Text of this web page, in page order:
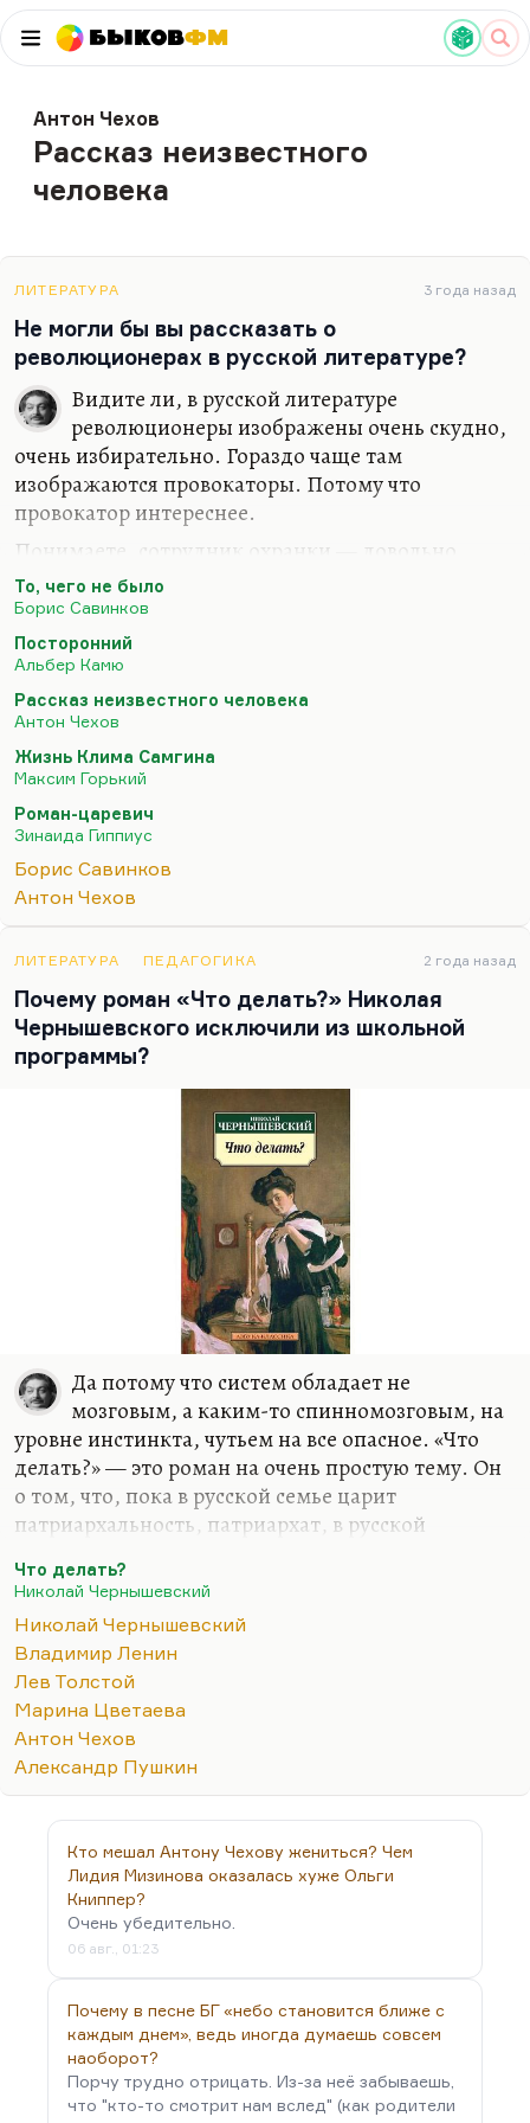
БыковФМ
Антон Чехов
Рассказ неизвестного
человека
ЛИТЕРАТУРА 3 года назад
Не могли бы вы рассказать о
революционерах в русской литературе?
Видите ли, в русской литературе
революционеры изображены очень скудно,
очень избирательно. Гораздо чаще там
изображаются провокаторы. Потому что
провокатор интереснее.
Понимаете, сотрудник охранки — довольно
плоское явление. Революционер — такой,
инсарского типа или эсеровского типа — при всей
своей святости производит впечатление
определенной мономании, определенной
зацикленности на своих идеях и тоже некоторые
плоскости.
Понимаете, я не помню ни одного сколько-
нибудь привлекательного революционера в
русской литературе, и реакционера тоже. Вот
провокаторы бывают интересные. Двойные
агенты бывают интересные. Тут неважно,
реально ли то существующая фигура,…
То, чего не было
Борис Савинков
Посторонний
Альбер Камю
Рассказ неизвестного человека
Антон Чехов
Жизнь Клима Самгина
Максим Горький
Роман-царевич
Зинаида Гиппиус
Борис Савинков
Антон Чехов
ЛИТЕРАТУРА ПЕДАГОГИКА 2 года назад
Почему роман «Что делать?» Николая
Чернышевского исключили из школьной
программы?
Да потому что систем обладает не
мозговым, а каким-то спинномозговым, на
уровне инстинкта, чутьем на все опасное. «Что
делать?» — это роман на очень простую тему. Он
о том, что, пока в русской семье царит
патриархальность, патриархат, в русской
об этом роман. И он поэтому Ленина «глубоко
перепахал».
Русская семья, где чувство собственника
преобладает над уважением к женщине, над
достоинствами ее,— да, наверное, это утопия —
избавиться от чувства ревности. Но тем не менее,
все семьи русских модернистов (Маяковского,
Ленина, Гиппиус-Мережковского-Философова) на
этом строились. Это была попытка разрушить
патриархальную семью и через это…
Что делать?
Николай Чернышевский
Николай Чернышевский
Владимир Ленин
Лев Толстой
Марина Цветаева
Антон Чехов
Александр Пушкин
Кто мешал Антону Чехову жениться? Чем
Лидия Мизинова оказалась хуже Ольги
Книппер?
Очень убедительно.
06 авг., 01:23
Почему в песне БГ «небо становится ближе с
каждым днем», ведь иногда думаешь совсем
наоборот?
Порчу трудно отрицать. Из-за неё забываешь,
что "кто-то смотрит нам вслед" (как родители